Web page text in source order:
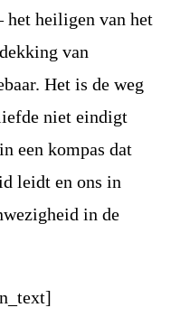
heiligen van het
van
Het is de weg
niet eindigt
een kompas dat
leidt en ons in
in de